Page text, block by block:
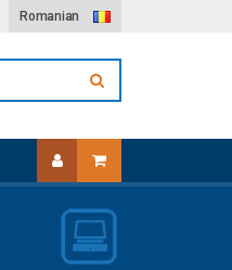
Romanian